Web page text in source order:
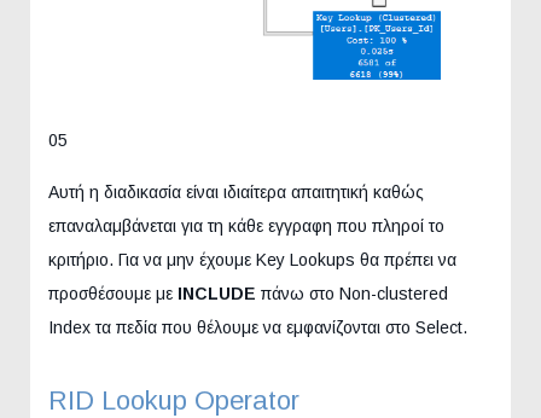
05
Αυτή η διαδικασία είναι ιδιαίτερα απαιτητική καθώς
επαναλαμβάνεται για τη κάθε εγγραφη που πληροί το
κριτήριο. Για να μην έχουμε Key Lookups θα πρέπει να
προσθέσουμε με INCLUDE πάνω στο Νon-clustered
Index τα πεδία που θέλουμε να εμφανίζονται στο Select.
RID Lookup Operator